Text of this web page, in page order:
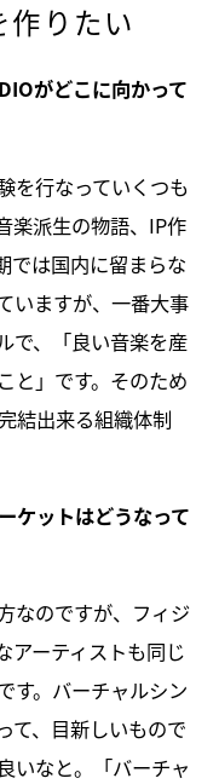
作りたい
がどこに向かって
を行なっていくつも
楽派生の物語、IP作
では国内に留まらな
いますが、一番大事
で、「良い音楽を産
と」です。そのため
結出来る組織体制
ケットはどうなって
なのですが、フィジ
アーティストも同じ
す。バーチャルシン
て、目新しいもので
いなと。「バーチャ